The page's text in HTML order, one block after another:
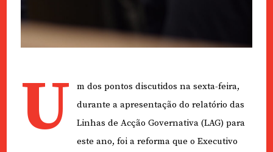
U
m dos pontos discutidos na sexta-feira,
durante a apresentação do relatório das
Linhas de Acção Governativa (LAG) para
este ano, foi a reforma que o Executivo